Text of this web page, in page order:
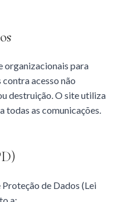
organizacionais para
acesso não
destruição. O site utiliza
todas as comunicações.
de Dados (Lei